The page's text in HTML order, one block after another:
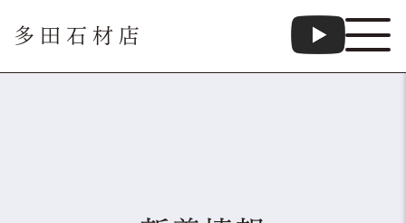
多田石材店